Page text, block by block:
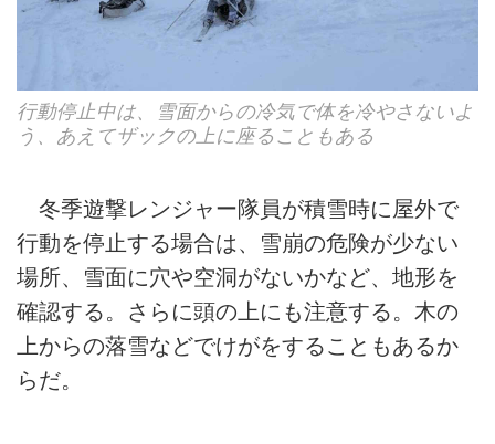
行動停止中は、雪面からの冷気で体を冷やさないよ
う、あえてザックの上に座ることもある
冬季遊撃レンジャー隊員が積雪時に屋外で
行動を停止する場合は、雪崩の危険が少ない
場所、雪面に穴や空洞がないかなど、地形を
確認する。さらに頭の上にも注意する。木の
上からの落雪などでけがをすることもあるか
らだ。